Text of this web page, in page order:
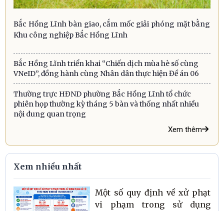
Bắc Hồng Lĩnh bàn giao, cắm mốc giải phóng mặt bằng
Khu công nghiệp Bắc Hồng Lĩnh
Bắc Hồng Lĩnh triển khai “Chiến dịch mùa hè số cùng
VNeID”, đồng hành cùng Nhân dân thực hiện Đề án 06
Thường trực HĐND phường Bắc Hồng Lĩnh tổ chức
phiên họp thường kỳ tháng 5 bàn và thống nhất nhiều
nội dung quan trọng
Xem thêm
Xem nhiều nhất
Một số quy định về xử phạt
vi phạm trong sử dụng